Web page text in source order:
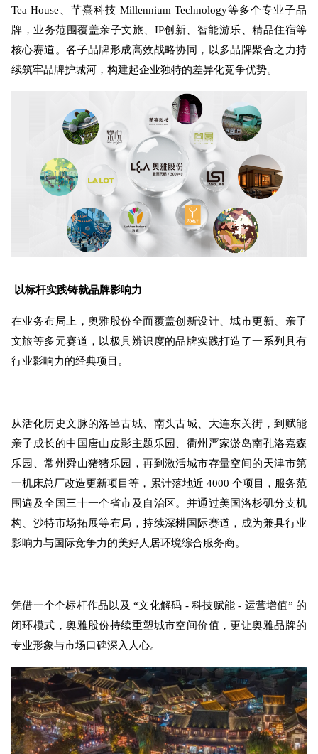
Tea House、芊熹科技 Millennium Technology等多个专业子品
牌，业务范围覆盖亲子文旅、IP创新、智能游乐、精品住宿等
核心赛道。各子品牌形成高效战略协同，以多品牌聚合之力持
续筑牢品牌护城河，构建起企业独特的差异化竞争优势。
以标杆实践铸就品牌影响力
在业务布局上，奥雅股份全面覆盖创新设计、城市更新、亲子
文旅等多元赛道，以极具辨识度的品牌实践打造了一系列具有
行业影响力的经典项目。
从活化历史文脉的洛邑古城、南头古城、大连东关街，到赋能
亲子成长的中国唐山皮影主题乐园、衢州严家淤岛南孔洛嘉森
乐园、常州舜山猪猪乐园，再到激活城市存量空间的天津市第
一机床总厂改造更新项目等，累计落地近 4000 个项目，服务范
围遍及全国三十一个省市及自治区。并通过美国洛杉矶分支机
构、沙特市场拓展等布局，持续深耕国际赛道，成为兼具行业
影响力与国际竞争力的美好人居环境综合服务商。
凭借一个个标杆作品以及 “文化解码 - 科技赋能 - 运营增值” 的
闭环模式，奥雅股份持续重塑城市空间价值，更让奥雅品牌的
专业形象与市场口碑深入人心。